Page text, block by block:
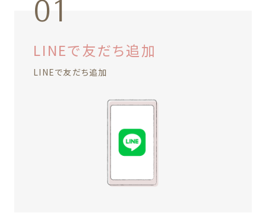
01
LINEで友だち追加
LINEで友だち追加